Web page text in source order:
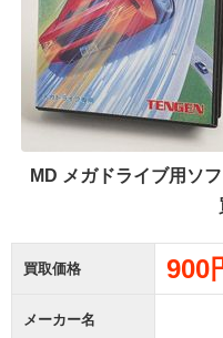
MD メガドライブ用ソ
買取価格 900
メーカー名